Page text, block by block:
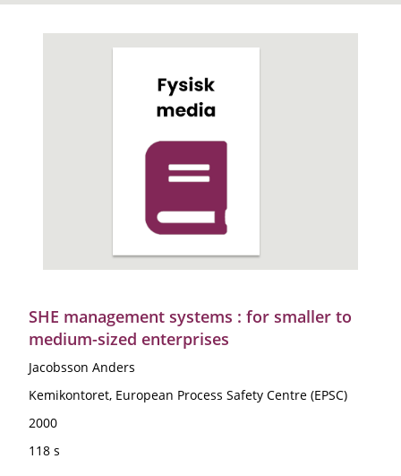
SHE management systems : for smaller to
medium-sized enterprises
Jacobsson Anders
Kemikontoret, European Process Safety Centre (EPSC)
2000
118 s